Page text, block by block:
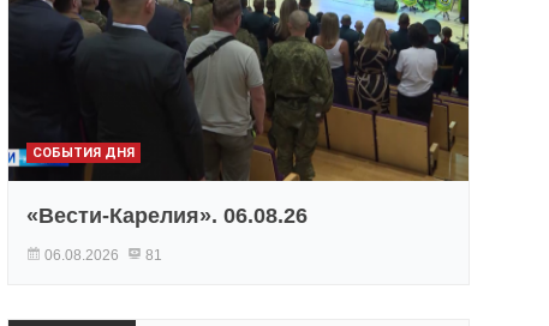
СОБЫТИЯ ДНЯ
«Вести-Карелия». 06.08.26
06.08.2026 81